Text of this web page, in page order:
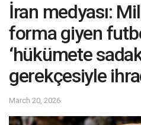
İran medyası:
forma giyen
‘hükümete
gerekçesiyle
March 20, 2026